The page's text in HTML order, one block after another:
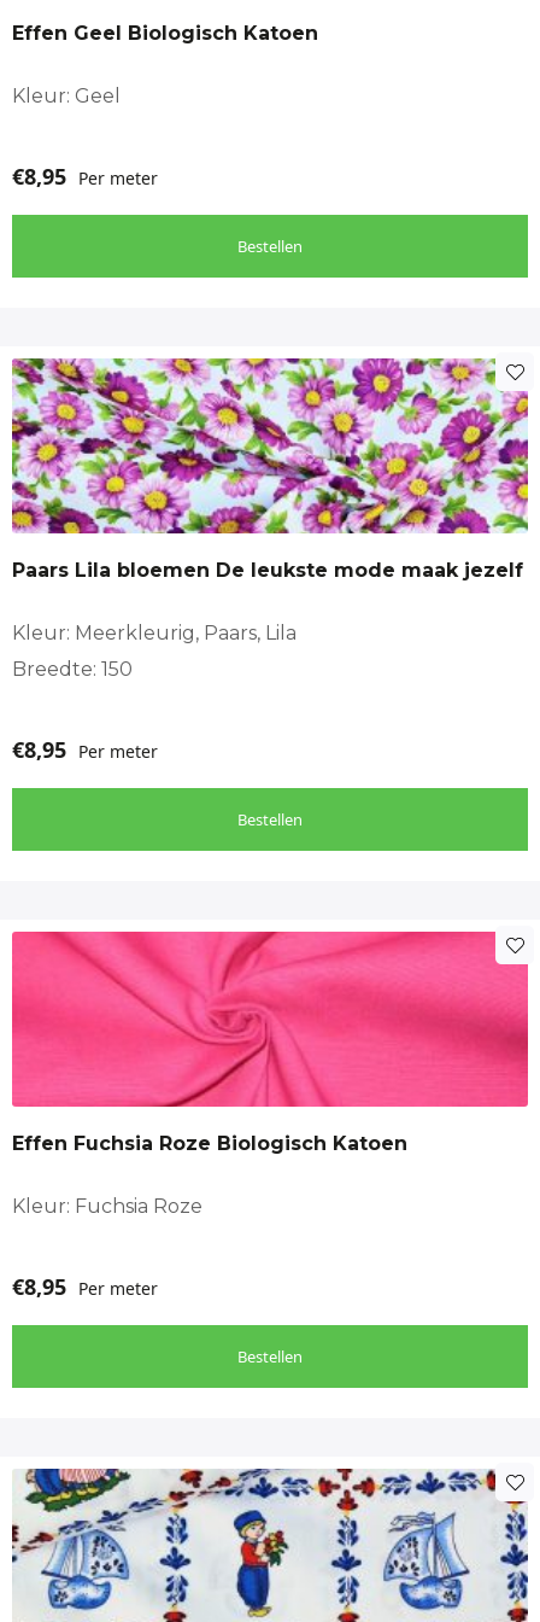
Effen Geel Biologisch Katoen
Kleur: Geel
€8,95 Per meter
Bestellen
Paars Lila bloemen De leukste mode maak jezelf
Kleur: Meerkleurig, Paars, Lila
Breedte: 150
€8,95 Per meter
Bestellen
Effen Fuchsia Roze Biologisch Katoen
Kleur: Fuchsia Roze
€8,95 Per meter
Bestellen